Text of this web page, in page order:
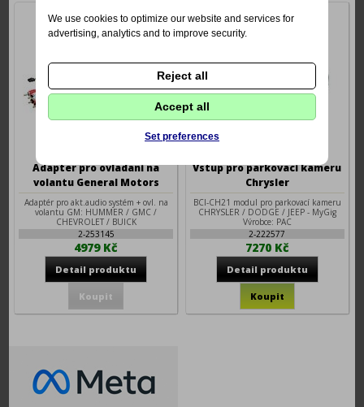
Adapter pro ovladani na
volantu General Motors
Adaptér pro akt.audio systém + ovl. na
volantu GM: HUMMER / GMC /
CHEVROLET / BUICK
Výrobce: PAC
2-253145
4979 Kč
Vstup pro parkovaci kameru
Chrysler
BCI-CH21 modul pro parkovací kameru
CHRYSLER / DODGE / JEEP - MyGig
Výrobce: PAC
2-222577
7270 Kč
We use cookies to optimize our website and services for
advertising, analytics and to improve security.
Reject all
Accept all
Set preferences